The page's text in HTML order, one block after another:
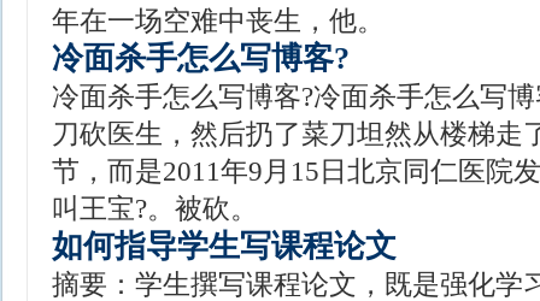
年在一场空难中丧生，他。
冷面杀手怎么写博客?
冷面杀手怎么写博客?冷面杀手怎么写
刀砍医生，然后扔了菜刀坦然从楼梯走
节，而是2011年9月15日北京同仁医院
叫王宝?。被砍。
如何指导学生写课程论文
摘要：学生撰写课程论文，既是强化学